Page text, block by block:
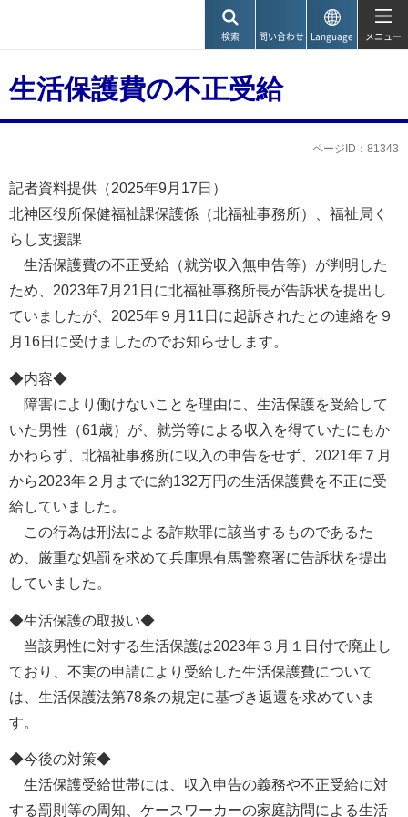
検索 問い合わせ Language メニュー
生活保護費の不正受給
ページID：81343
記者資料提供（2025年9月17日）
北神区役所保健福祉課保護係（北福祉事務所）、福祉局く
らし支援課
生活保護費の不正受給（就労収入無申告等）が判明した
ため、2023年7月21日に北福祉事務所長が告訴状を提出し
ていましたが、2025年９月11日に起訴されたとの連絡を９
月16日に受けましたのでお知らせします。
◆内容◆
障害により働けないことを理由に、生活保護を受給して
いた男性（61歳）が、就労等による収入を得ていたにもか
かわらず、北福祉事務所に収入の申告をせず、2021年７月
から2023年２月までに約132万円の生活保護費を不正に受
給していました。
この行為は刑法による詐欺罪に該当するものであるた
め、厳重な処罰を求めて兵庫県有馬警察署に告訴状を提出
していました。
◆生活保護の取扱い◆
当該男性に対する生活保護は2023年３月１日付で廃止し
ており、不実の申請により受給した生活保護費について
は、生活保護法第78条の規定に基づき返還を求めていま
す。
◆今後の対策◆
生活保護受給世帯には、収入申告の義務や不正受給に対
する罰則等の周知、ケースワーカーの家庭訪問による生活